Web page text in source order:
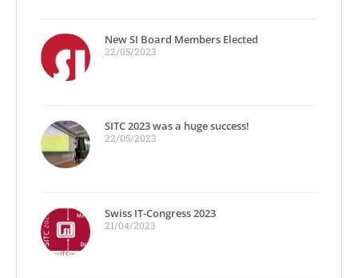
New SI Board Members Elected
22/05/2023
SITC 2023 was a huge success!
22/05/2023
Swiss IT-Congress 2023
21/04/2023